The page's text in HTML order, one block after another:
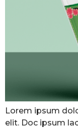
Lorem ipsum
elit. Doc ipsum